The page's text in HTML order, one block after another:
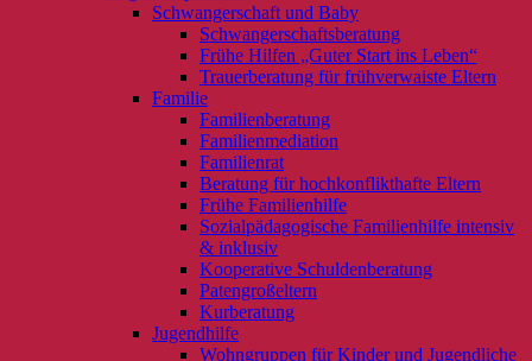
Schwangerschaft und Baby
Schwangerschaftsberatung
Frühe Hilfen „Guter Start ins Leben“
Trauerberatung für frühverwaiste Eltern
Familie
Familienberatung
Familienmediation
Familienrat
Beratung für hochkonflikthafte Eltern
Frühe Familienhilfe
Sozialpädagogische Familienhilfe intensiv
& inklusiv
Kooperative Schuldenberatung
Patengroßeltern
Kurberatung
Jugendhilfe
Wohngruppen für Kinder und Jugendliche